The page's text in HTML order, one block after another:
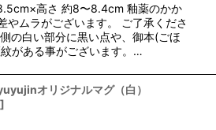
高さ 約8〜8.4cm 釉薬のかか
やムラがございます。 ご了承くださ
の白い部分に黒い点や、御本(ごほ
がある事がございます。…
オリジナルマグ（白）
]